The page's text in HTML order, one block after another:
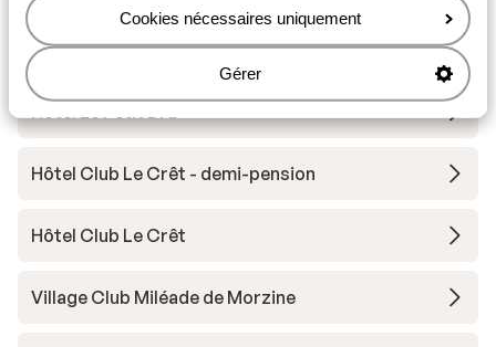
Cookies nécessaires uniquement
Gérer
Hotel Champs Fleuris
Hôtel Le Petit Dru
Hôtel Club Le Crêt - demi-pension
Hôtel Club Le Crêt
Village Club Miléade de Morzine